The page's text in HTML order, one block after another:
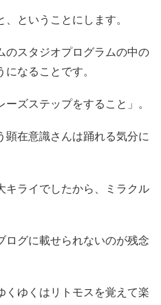
ということにします。
のスタジオプログラムの中の
なることです。
ズステップをすること」。
顕在意識さんは踊れる気分に
キライでしたから、ミラクル
ログに載せられないのが残念
くゆくはリトモスを覚えて楽